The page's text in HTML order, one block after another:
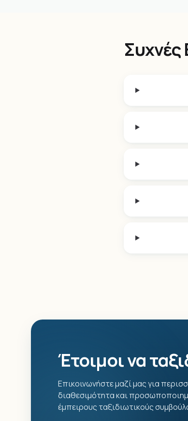
Έτοιμοι να
Επικοινωνήστε μαζί μας για
διαθεσιμότητα και
έμπειρους ταξιδιωτικούς